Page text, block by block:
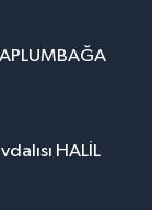
HALİL